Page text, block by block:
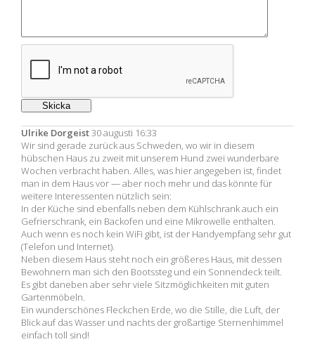
Ulrike Dorgeist30 augusti 16:33
Wir sind gerade zurück aus Schweden, wo wir in diesem
hübschen Haus zu zweit mit unserem Hund zwei wunderbare
Wochen verbracht haben. Alles, was hier angegeben ist, findet
man in dem Haus vor — aber noch mehr und das könnte für
weitere Interessenten nützlich sein:
In der Küche sind ebenfalls neben dem Kühlschrank auch ein
Gefrierschrank, ein Backofen und eine Mikrowelle enthalten.
Auch wenn es noch kein WiFi gibt, ist der Handyempfang sehr gut
(Telefon und Internet).
Neben diesem Haus steht noch ein größeres Haus, mit dessen
Bewohnern man sich den Bootssteg und ein Sonnendeck teilt.
Es gibt daneben aber sehr viele Sitzmöglichkeiten mit guten
Gartenmöbeln.
Ein wunderschönes Fleckchen Erde, wo die Stille, die Luft, der
Blick auf das Wasser und nachts der großartige Sternenhimmel
einfach toll sind!